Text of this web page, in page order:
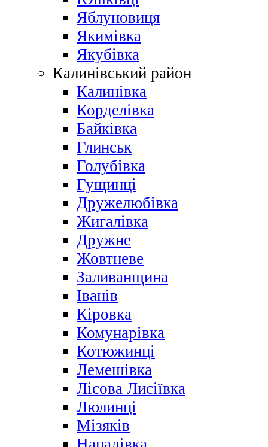
Яблуновиця
Якимівка
Якубівка
Калинівський район
Калинівка
Корделівка
Байківка
Глинськ
Голубівка
Гущинці
Дружелюбівка
Жигалівка
Дружне
Жовтневе
Заливанщина
Іванів
Кіровка
Комунарівка
Котюжинці
Лемешівка
Лісова Лисіївка
Люлинці
Мізяків